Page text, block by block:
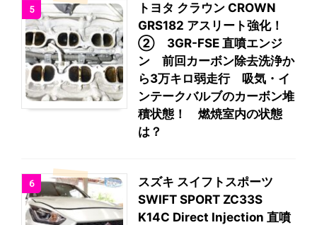
5
トヨタ クラウン CROWN
GRS182 アスリート強化！
② 3GR-FSE 直噴エンジ
ン 前回カーボン除去洗浄か
ら3万キロ弱走行 吸気・イ
ンテークバルブのカーボン堆
積状態！ 燃焼室内の状態
は？
6
スズキ スイフトスポーツ
SWIFT SPORT ZC33S
K14C Direct Injection 直噴